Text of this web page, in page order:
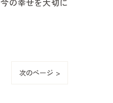
今の幸せを大切に
次のページ >